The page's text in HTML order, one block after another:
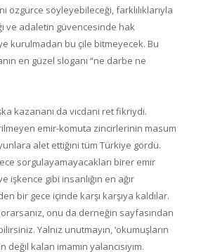
özgürce söyleyebileceği, farklılıklarıyla
ve adaletin güvencesinde hak
kurulmadan bu çile bitmeyecek. Bu
en güzel sloganı “ne darbe ne
kazananı da vicdani ret fikriydi.
emir-komuta zincirlerinin masum
alet ettiğini tüm Türkiye gördü.
sorgulayamayacakları birer emir
işkence gibi insanlığın en ağır
bir gece içinde karşı karşıya kaldılar.
onu da derneğin sayfasından
Yalnız unutmayın, ‘okumuşların
kalan imamın yalancısıyım.